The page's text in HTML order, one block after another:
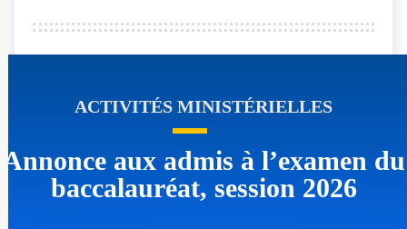
ACTIVITÉS MINISTÉRIELLES
Annonce aux admis à l’examen du
baccalauréat, session 2026